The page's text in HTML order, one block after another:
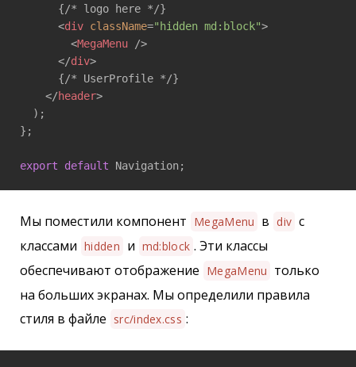
      {/* logo here */}
<div className="hidden md:block">
<MegaMenu />
</div>
      {/* UserProfile */}
</header>
  );
};
export default Navigation;
Мы поместили компонент MegaMenu в div с
классами hidden и md:block . Эти классы
обеспечивают отображение MegaMenu только
на больших экранах. Мы определили правила
стиля в файле src/index.css :